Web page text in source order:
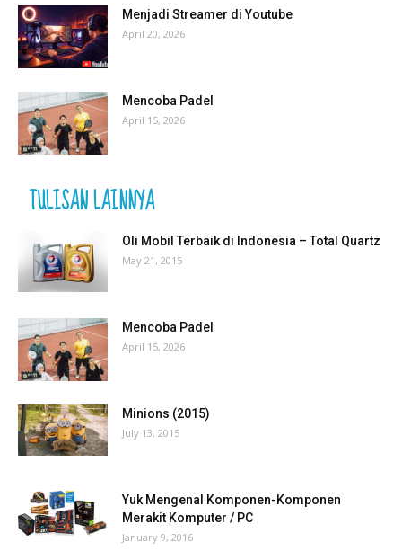
Menjadi Streamer di Youtube
April 20, 2026
Mencoba Padel
April 15, 2026
TULISAN LAINNYA
Oli Mobil Terbaik di Indonesia – Total Quartz
May 21, 2015
Mencoba Padel
April 15, 2026
Minions (2015)
July 13, 2015
Yuk Mengenal Komponen-Komponen
Merakit Komputer / PC
January 9, 2016